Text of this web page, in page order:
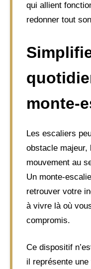
qui allient
redonner tout
monte-
Les escaliers
obstacle
mouvement au
Un monte-
retrouver votre
à vivre là où
compromis.
Ce dispositif
il représente